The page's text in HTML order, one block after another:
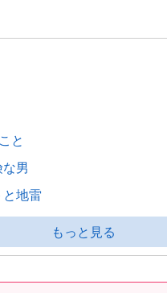
と
男
地雷
もっと見る